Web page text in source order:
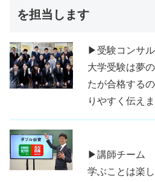
を担当します
▶受験コンサ
大学受験は夢
たが合格する
りやすく伝えま
▶講師チーム
学ぶことは楽